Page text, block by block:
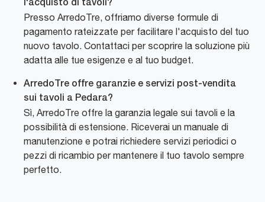
l'acquisto di tavoli?
Presso ArredoTre, offriamo diverse formule di
pagamento rateizzate per facilitare l'acquisto del tuo
nuovo tavolo. Contattaci per scoprire la soluzione più
adatta alle tue esigenze e al tuo budget.
ArredoTre offre garanzie e servizi post-vendita
sui tavoli a Pedara?
Sì, ArredoTre offre la garanzia legale sui tavoli e la
possibilità di estensione. Riceverai un manuale di
manutenzione e potrai richiedere servizi periodici o
pezzi di ricambio per mantenere il tuo tavolo sempre
perfetto.